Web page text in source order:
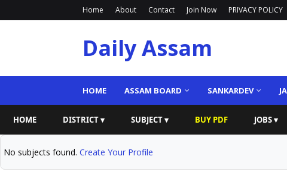
Home About Contact Join Now PRIVACY POLICY
Daily Assam
HOME ASSAM BOARD SANKARDEV
HOME DISTRICT ▾ SUBJECT ▾ BUY PDF JOBS ▾
No subjects found. Create Your Profile